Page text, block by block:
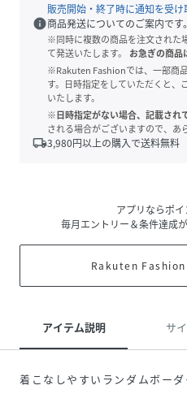
販売開始・終了時に通知を受け
info商品発送についてのご案内です。
※同時に複数の商品を注文された
て発送いたします。
お急ぎの商品
※Rakuten Fashionでは、一部商
す。日時指定をしていただくと、
いたします。
※日時指定がない場合、記載され
される場合がございますので、あ
local_shipping3,980円以上の購入で送料無料
アプリならポイ
毎月エントリー＆条件達成が
Rakuten Fashion
アイテム説明 サ
着こなしやすいランダムボー